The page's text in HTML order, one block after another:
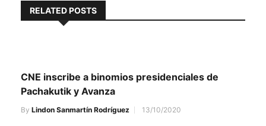
RELATED POSTS
CNE inscribe a binomios presidenciales de
Pachakutik y Avanza
By Lindon Sanmartín Rodríguez 13/10/2020